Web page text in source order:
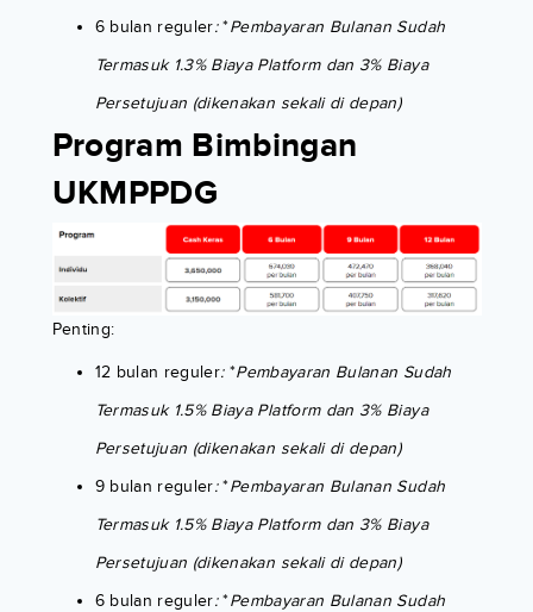
6 bulan reguler:*Pembayaran Bulanan Sudah
Termasuk 1.3% Biaya Platform dan 3% Biaya
Persetujuan (dikenakan sekali di depan)
Program Bimbingan
UKMPPDG
Penting:
12 bulan reguler:*Pembayaran Bulanan Sudah
Termasuk 1.5% Biaya Platform dan 3% Biaya
Persetujuan (dikenakan sekali di depan)
9 bulan reguler:*Pembayaran Bulanan Sudah
Termasuk 1.5% Biaya Platform dan 3% Biaya
Persetujuan (dikenakan sekali di depan)
6 bulan reguler:*Pembayaran Bulanan Sudah